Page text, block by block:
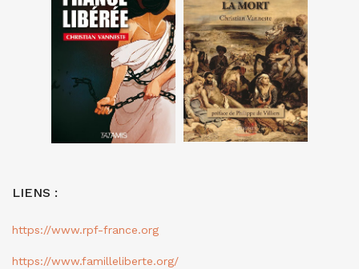
LIENS :
https://www.rpf-france.org
https://www.familleliberte.org/